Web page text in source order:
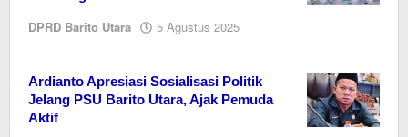
DPRD Barito Utara 5 Agustus 2025
Ardianto Apresiasi Sosialisasi Politik
Jelang PSU Barito Utara, Ajak Pemuda
Aktif